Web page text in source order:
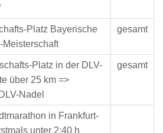
Platz Bayerische
Meisterschaft
gesamt
Platz in der DLV-
über 25 km =>
Nadel
gesamt
in Frankfurt-
unter 2:40 h